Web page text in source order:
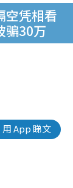
凭相看
骗30万
用 App 睇文